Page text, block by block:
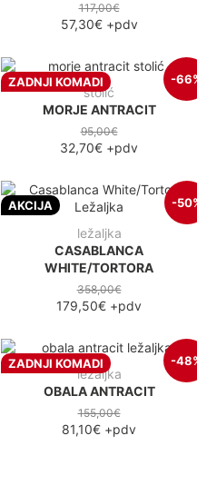
117,00€
57,30€+pdv
ZADNJI KOMADI -
stolić
MORJE ANTRACIT
95,00€
32,70€ +pdv
AKCIJA -
ležaljka
CASABLANCA
WHITE/TORTORA
358,00€
179,50€ +pdv
ZADNJI KOMADI -
ležaljka
OBALA ANTRACIT
155,00€
81,10€ +pdv